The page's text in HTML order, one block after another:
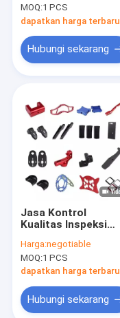
Stainless Steel CNC
Machining Turning
Milling Layanan
MOQ:1 PCS
dapatkan harga terbaru
Hubungi sekarang
Jasa Kontrol
Kualitas Inspeksi
OEM ODM CNC
Penggilingan Logam
Tinggi CNC Turning
Harga:negotiable
MOQ:1 PCS
dapatkan harga terbaru
Hubungi sekarang